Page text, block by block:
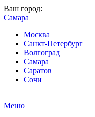
Ваш город:
Самара
Москва
Санкт-Петербург
Волгоград
Самара
Саратов
Сочи
Меню